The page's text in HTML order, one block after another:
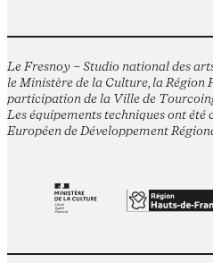
Le Fresnoy – Studio national des
le Ministère de la Culture, la Région
participation de la Ville de
Les équipements techniques ont été
Européen de Développement